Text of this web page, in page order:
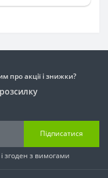
про акції і знижки?
Підписатися
і згоден з вимогами